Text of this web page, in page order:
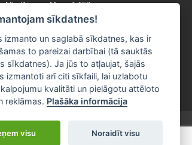
Mladějov na Moravě 153
56935 Mladějov na Moravě
+420 777 96 96 03
info@garden-parts.cz
sīkdatnes!
izmanto un saglabā sīkdatnes, kas ir
to pareizai darbībai (tā sauktās
sīkdatnes). Ja jūs to atļaujat, šajās
izmantoti arī citi sīkfaili, lai uzlabotu
kvalitāti un pielāgotu attēloto
reklāmas. Plašāka informācija
visu Noraidīt visu